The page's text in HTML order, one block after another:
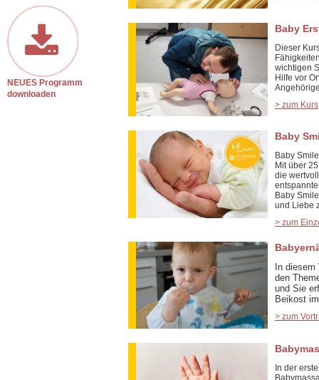
NEUES Programm
downloaden
Baby
Dieser
wichtigen
Hilfe vor
> zum Kurs
Baby
Baby
Mit über
die
Baby
und Liebe
> zum
In
den
und Sie
Beikost
> zum
In der